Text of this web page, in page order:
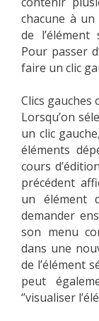
chacune à
de l’élément
Pour passer
faire un clic
Clics gauches
Lorsqu’on
un clic
éléments
cours
précédent
un élément
demander
son menu
dans une
de l’élément
peut
‘’visualiser